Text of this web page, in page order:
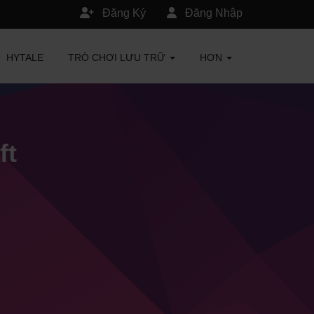
Đăng Nhập
Đăng Ký
HYTALE TRÒ CHƠI LƯU TRỮ HƠN